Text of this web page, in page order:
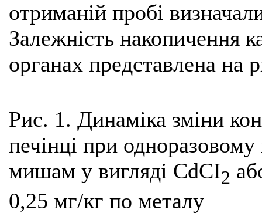
отриманій пробі
Залежність накопичення
органах представлена на
Рис. 1. Динаміка зміни
печінці при
мишам у вигляді CdCI2
0,25 мг/кг по металу